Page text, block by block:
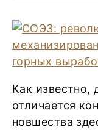
Как
отличается
новшества